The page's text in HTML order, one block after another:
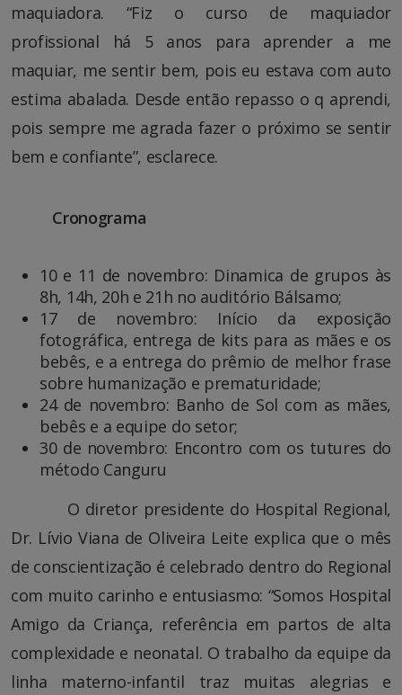
maquiadora. “Fiz o curso de maquiador
profissional há 5 anos para aprender a me
maquiar, me sentir bem, pois eu estava com auto
estima abalada. Desde então repasso o q aprendi,
pois sempre me agrada fazer o próximo se sentir
bem e confiante”, esclarece.
Cronograma
10 e 11 de novembro: Dinamica de grupos às
8h, 14h, 20h e 21h no auditório Bálsamo;
17 de novembro: Início da exposição
fotográfica, entrega de kits para as mães e os
bebês, e a entrega do prêmio de melhor frase
sobre humanização e prematuridade;
24 de novembro: Banho de Sol com as mães,
bebês e a equipe do setor;
30 de novembro: Encontro com os tutures do
método Canguru
O diretor presidente do Hospital Regional,
Dr. Lívio Viana de Oliveira Leite explica que o mês
de conscientização é celebrado dentro do Regional
com muito carinho e entusiasmo: “Somos Hospital
Amigo da Criança, referência em partos de alta
complexidade e neonatal. O trabalho da equipe da
linha materno-infantil traz muitas alegrias e